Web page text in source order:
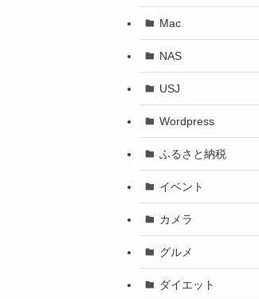
Mac
NAS
USJ
Wordpress
ふるさと納税
イベント
カメラ
グルメ
ダイエット